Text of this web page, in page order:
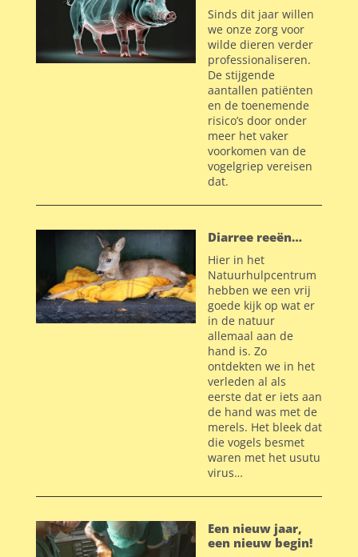
Sinds dit jaar willen
we onze zorg voor
wilde dieren verder
professionaliseren.
De stijgende
aantallen patiënten
en de toenemende
risico’s door onder
meer het vaker
voorkomen van de
vogelgriep vereisen
dat.
Diarree reeën…
Hier in het
Natuurhulpcentrum
hebben we een vrij
goede kijk op wat er
in de natuur
allemaal aan de
hand is. Zo
ontdekten we in het
verleden al als
eerste dat er iets aan
de hand was met de
merels. Het bleek dat
die vogels besmet
waren met het usutu
virus…
Een nieuw jaar,
een nieuw begin!